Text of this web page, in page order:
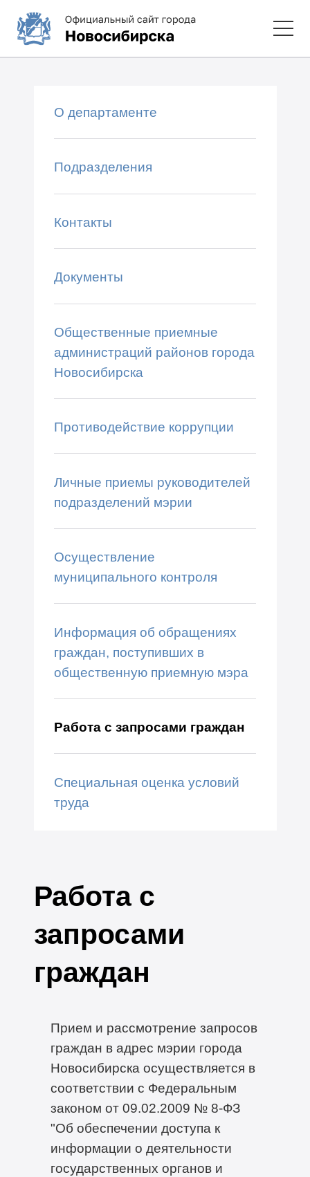
О департаменте
Подразделения
Контакты
Документы
Общественные приемные
администраций районов города
Новосибирска
Противодействие коррупции
Личные приемы руководителей
подразделений мэрии
Осуществление
муниципального контроля
Информация об обращениях
граждан, поступивших в
общественную приемную мэра
Работа с запросами граждан
Специальная оценка условий
труда
Работа с
запросами
граждан
Прием и рассмотрение запросов
граждан в адрес мэрии города
Новосибирска осуществляется в
соответствии с Федеральным
законом от 09.02.2009 № 8-ФЗ
"Об обеспечении доступа к
информации о деятельности
государственных органов и